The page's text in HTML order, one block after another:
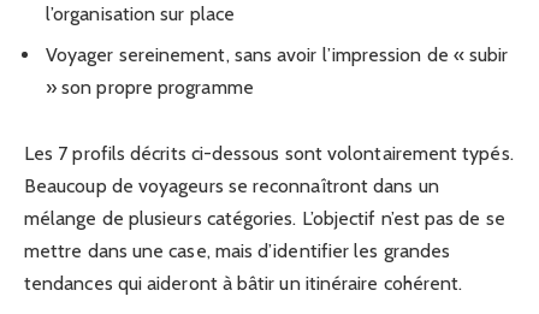
l’organisation sur place
Voyager sereinement, sans avoir l’impression de « subir
» son propre programme
Les 7 profils décrits ci-dessous sont volontairement typés.
Beaucoup de voyageurs se reconnaîtront dans un
mélange de plusieurs catégories. L’objectif n’est pas de se
mettre dans une case, mais d’identifier les grandes
tendances qui aideront à bâtir un itinéraire cohérent.